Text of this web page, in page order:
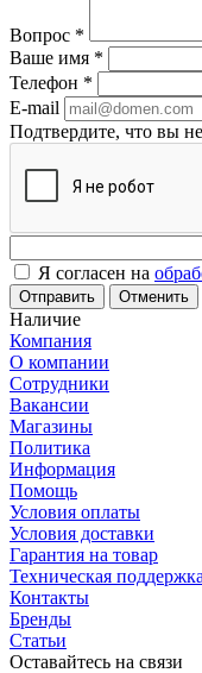
Вопрос *
Ваше имя *
Телефон *
E-mail
Подтвердите, что вы
Я согласен на
Отменить
Наличие
Компания
О компании
Сотрудники
Вакансии
Магазины
Политика
Информация
Помощь
Условия оплаты
Условия доставки
Гарантия на товар
Техническая поддержка
Контакты
Бренды
Статьи
Оставайтесь на связи